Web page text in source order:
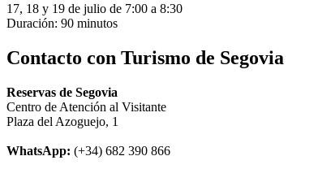
17, 18 y 19 de julio de 7:00 a 8:30
Duración: 90 minutos
Contacto con Turismo de Segovia
Reservas de Segovia
Centro de Atención al Visitante
Plaza del Azoguejo, 1
WhatsApp: (+34) 682 390 866